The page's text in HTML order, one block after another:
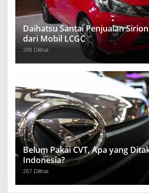
Daihatsu Santai Penjualan
dari Mobil LCGC
289 Dilihat
Belum Pakai CVT, Apa yang
Indonesia?
267 Dilihat